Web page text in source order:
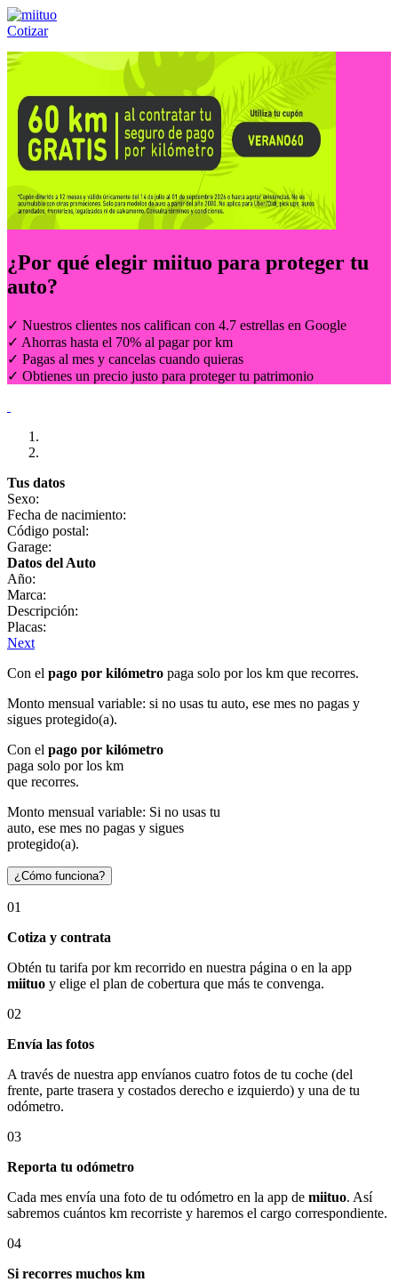
Cotizar
Llámanos al:(55) 84-21-05-00 ó
¿Por qué elegir miituo para proteger tu
auto?
✓ Nuestros clientes nos califican con 4.7 estrellas en Google
✓ Ahorras hasta el 70% al pagar por km
✓ Pagas al mes y cancelas cuando quieras
✓ Obtienes un precio justo para proteger tu patrimonio
Tus datos
Sexo:
Fecha de nacimiento:
Código postal:
Garage:
Datos del Auto
Año:
Marca:
Descripción:
Placas:
Next
Con el pago por kilómetro paga solo por los km que recorres.
Monto mensual variable: si no usas tu auto, ese mes no pagas y
sigues protegido(a).
Con el pago por kilómetro
paga solo por los km
que recorres.
Monto mensual variable: Si no usas tu
auto, ese mes no pagas y sigues
protegido(a).
¿Cómo funciona?
01
Cotiza y contrata
Obtén tu tarifa por km recorrido en nuestra página o en la app
miituo y elige el plan de cobertura que más te convenga.
02
Envía las fotos
A través de nuestra app envíanos cuatro fotos de tu coche (del
frente, parte trasera y costados derecho e izquierdo) y una de tu
odómetro.
03
Reporta tu odómetro
Cada mes envía una foto de tu odómetro en la app de miituo. Así
sabremos cuántos km recorriste y haremos el cargo correspondiente.
04
Si recorres muchos km